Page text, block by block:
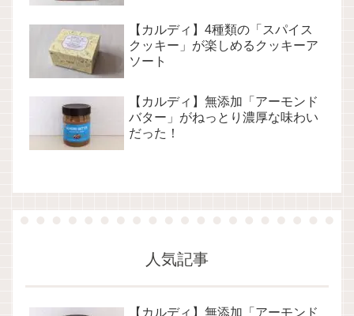
【カルディ】4種類の「スパイス
クッキー」が楽しめるクッキーア
ソート
【カルディ】無添加「アーモンド
バター」がねっとり濃厚な味わい
だった！
人気記事
【カルディ】無添加「アーモンド